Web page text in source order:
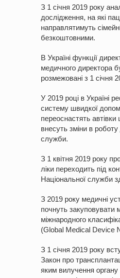
З 1 січня 2019 року
дослідження, на які
направлятимуть
безкоштовними.
В Україні функції
медичного директора
розмежовані з 1 січня
У 2019 році в Україні
систему швидкої
переоснастять автівки
внесуть зміни в
служби.
З 1 квітня 2019 року
ліки переходить під
Національної служби
З 2019 року медичні
почнуть закуповувати
міжнародного
(Global Medical Device
З 1 січня 2019 року
Закон про
яким вилучення органу